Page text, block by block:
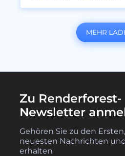
MEHR
Zu Renderforest-
Newsletter
Gehören Sie zu den
neuesten Nachrichten
erhalten